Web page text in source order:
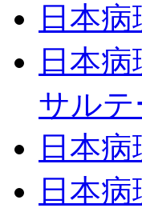
日本
日本
サル
日本
日本